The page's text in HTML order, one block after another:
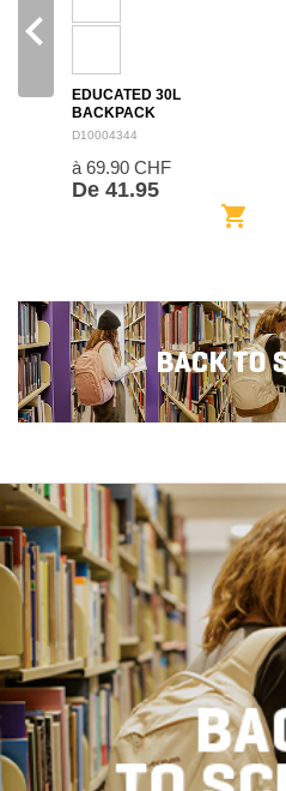
EDUCATED 30L
BACKPACK
D10004344
à 69.90 CHF
De 41.95
shopping_cart
navigate_before